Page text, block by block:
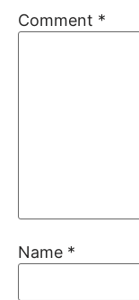
Comment *
Name *